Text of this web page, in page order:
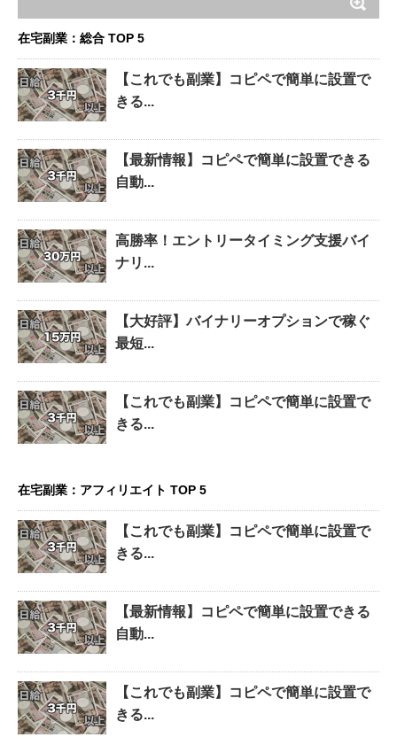
在宅副業：総合 TOP 5
【これでも副業】コピペで簡単に設置で
きる...
【最新情報】コピペで簡単に設置できる
自動...
高勝率！エントリータイミング支援バイ
ナリ...
【大好評】バイナリーオプションで稼ぐ
最短...
【これでも副業】コピペで簡単に設置で
きる...
在宅副業：アフィリエイト TOP 5
【これでも副業】コピペで簡単に設置で
きる...
【最新情報】コピペで簡単に設置できる
自動...
【これでも副業】コピペで簡単に設置で
きる...